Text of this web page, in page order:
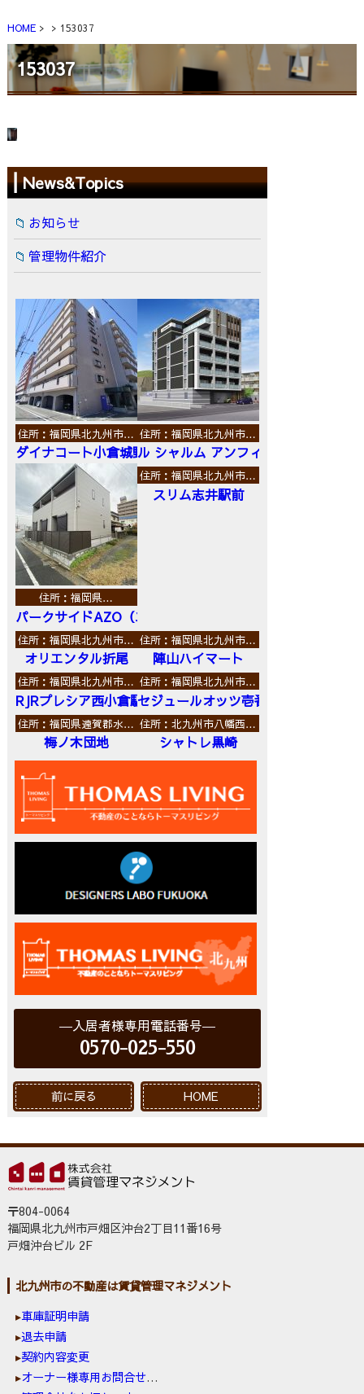
HOME 153037
153037
News&Topics
お知らせ
管理物件紹介
住所：福岡県北九州市…
ダイナコート小倉城野
住所：福岡県北九州市…
ル シャルム アンフィニ
住所：福岡県…
パークサイドAZO（エーゼットオー）
住所：福岡県北九州市…
スリム志井駅前
住所：福岡県北九州市…
オリエンタル折尾
住所：福岡県北九州市…
陣山ハイマート
住所：福岡県北九州市…
RJRプレシア西小倉駅前
住所：福岡県北九州市…
セジュールオッツ壱番館
住所：福岡県遠賀郡水…
梅ノ木団地
住所：北九州市八幡西…
シャトレ黒崎
入居者様専用電話番号
0570-025-550
前に戻る HOME
〒804-0064
福岡県北九州市戸畑区沖台2丁目11番16号
戸畑沖台ビル 2F
北九州市の不動産は賃貸管理マネジメント
車庫証明申請
退去申請
契約内容変更
オーナー様専用お問合せ窓口